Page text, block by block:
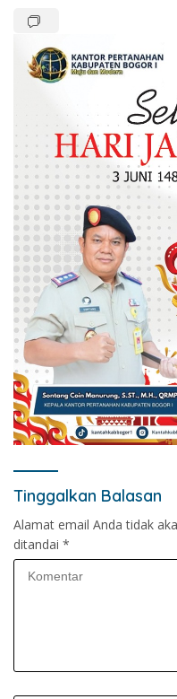
Tinggalkan Balasan
Alamat email Anda tidak
ditandai *